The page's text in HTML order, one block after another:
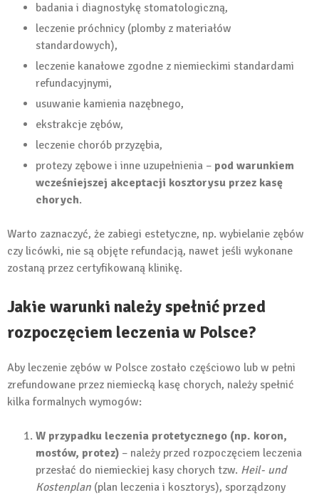
badania i diagnostykę stomatologiczną,
leczenie próchnicy (plomby z materiałów
standardowych),
leczenie kanałowe zgodne z niemieckimi standardami
refundacyjnymi,
usuwanie kamienia nazębnego,
ekstrakcje zębów,
leczenie chorób przyzębia,
protezy zębowe i inne uzupełnienia – pod warunkiem
wcześniejszej akceptacji kosztorysu przez kasę
chorych.
Warto zaznaczyć, że zabiegi estetyczne, np. wybielanie zębów
czy licówki, nie są objęte refundacją, nawet jeśli wykonane
zostaną przez certyfikowaną klinikę.
Jakie warunki należy spełnić przed
rozpoczęciem leczenia w Polsce?
Aby leczenie zębów w Polsce zostało częściowo lub w pełni
zrefundowane przez niemiecką kasę chorych, należy spełnić
kilka formalnych wymogów:
W przypadku leczenia protetycznego (np. koron,
mostów, protez) – należy przed rozpoczęciem leczenia
przesłać do niemieckiej kasy chorych tzw. Heil- und
Kostenplan (plan leczenia i kosztorys), sporządzony